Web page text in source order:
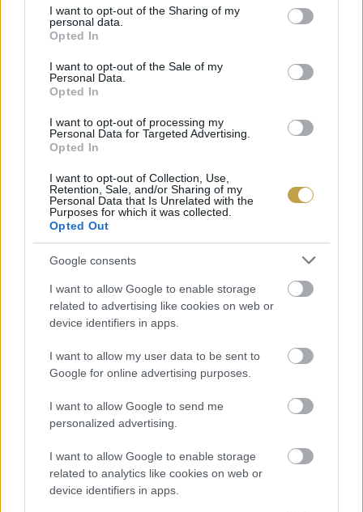
not limited to your visit or usage behaviour. You may click to
grant or deny consent to Google and its third-party tags to
use your data for below specified purposes in below Google
consent section.
I want to opt-out of the Sharing of my
personal data.
Opted In
I want to opt-out of the Sale of my
Personal Data.
Opted In
I want to opt-out of processing my
Personal Data for Targeted Advertising.
Opted In
I want to opt-out of Collection, Use,
Retention, Sale, and/or Sharing of my
Personal Data that Is Unrelated with the
Purposes for which it was collected.
Opted Out
Google consents
I want to allow Google to enable storage
related to advertising like cookies on web or
device identifiers in apps.
I want to allow my user data to be sent to
Google for online advertising purposes.
I want to allow Google to send me
personalized advertising.
I want to allow Google to enable storage
related to analytics like cookies on web or
device identifiers in apps.
Címlapfotó: Meritt Thomas / Unsplash